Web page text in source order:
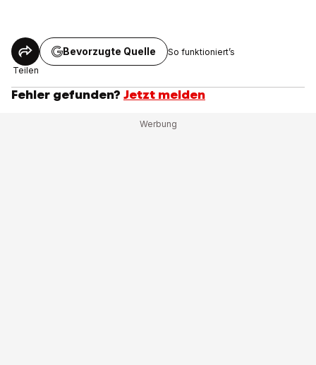
Teilen
Bevorzugte Quelle So funktioniert’s
Fehler gefunden? Jetzt melden